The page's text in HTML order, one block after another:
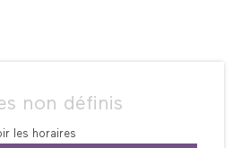
non définis
les horaires